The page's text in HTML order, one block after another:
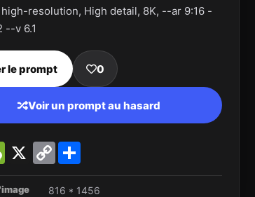
resolution, High detail, 8K, --ar 9:16 -
--v 6.1
le prompt 0
Voir un prompt au hasard
WeChat
X
Copy
Link
816 * 1456